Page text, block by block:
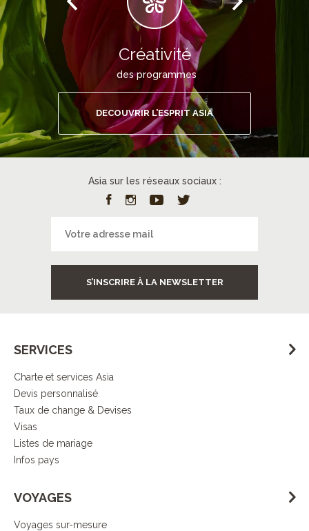
Créativité
des programmes
DECOUVRIR L’ESPRIT ASIA
Asia sur les réseaux sociaux :
S’INSCRIRE À LA NEWSLETTER
SERVICES
Charte et services Asia
Devis personnalisé
Taux de change & Devises
Visas
Listes de mariage
Infos pays
VOYAGES
Voyages sur-mesure